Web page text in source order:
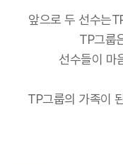
앞으로 두 선수는
TP그룹
선수들이 마
TP그룹의 가족이